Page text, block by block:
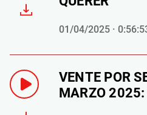
01/04/2025 ·
VENTE POR
MARZO